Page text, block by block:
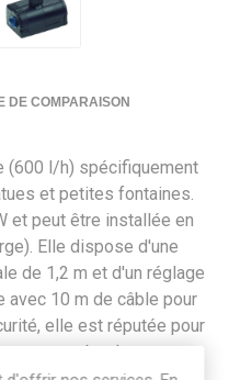
DE COMPARAISON
(600 l/h) spécifiquement
et petites fontaines.
et peut être installée en
Elle dispose d'une
de 1,2 m et d'un réglage
avec 10 m de câble pour
elle est réputée pour
absolu.